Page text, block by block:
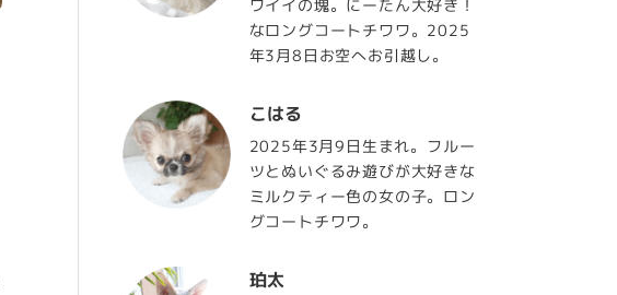
ワイイの塊。にーたん大好き！
なロングコートチワワ。2025
年3月8日お空へお引越し。
こはる
2025年3月9日生まれ。フルー
ツとぬいぐるみ遊びが大好きな
ミルクティー色の女の子。ロン
グコートチワワ。
珀太